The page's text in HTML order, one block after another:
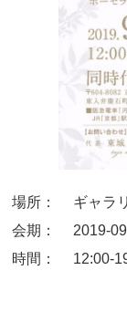
場所：
ギャラ
会期：
2019-
時間：
12:00-